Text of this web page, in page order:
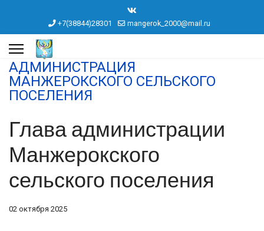
+7(38844)28301 mangerok_2000@mail.ru
АДМИНИСТРАЦИЯ
МАНЖЕРОКСКОГО СЕЛЬСКОГО
ПОСЕЛЕНИЯ
Глава администрации
Манжерокского
сельского поселения
02 октября 2025